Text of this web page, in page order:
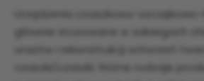
Urządzenia czaszkowo-
czaszki/czaszki. Różne rodzaje